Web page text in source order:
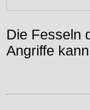
Die Fesseln
Angriffe